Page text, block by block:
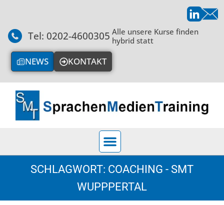
Tel: 0202-4600305 Alle unsere Kurse finden
hybrid statt
NEWS KONTAKT
SCHLAGWORT: COACHING - SMT
WUPPPERTAL